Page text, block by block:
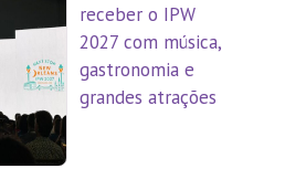
receber o IPW
2027 com música,
gastronomia e
grandes atrações